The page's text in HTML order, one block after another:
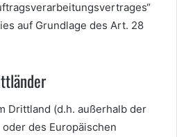
auf Grundlage des Art. 28
Drittland (d.h. außerhalb der
des Europäischen